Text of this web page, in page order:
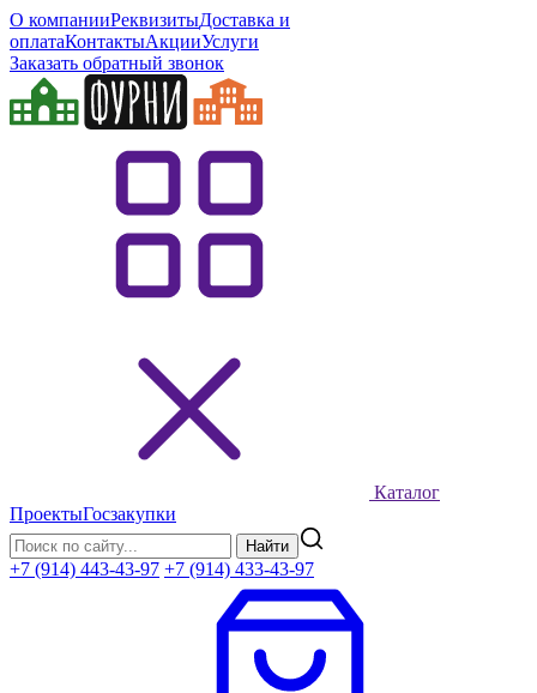
О компанииРеквизитыДоставка и
оплатаКонтактыАкцииУслуги
Заказать обратный звонок
Каталог
ПроектыГосзакупки
Найти
+7 (914) 443-43-97 +7 (914) 433-43-97